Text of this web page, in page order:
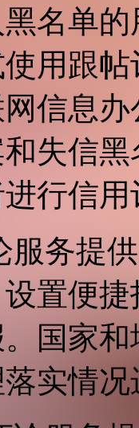
名单
用跟
信息
失信
行信用
服务提
置便
国家
实情